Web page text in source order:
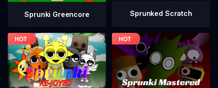
Sprunki Greencore Sprunked Scratch